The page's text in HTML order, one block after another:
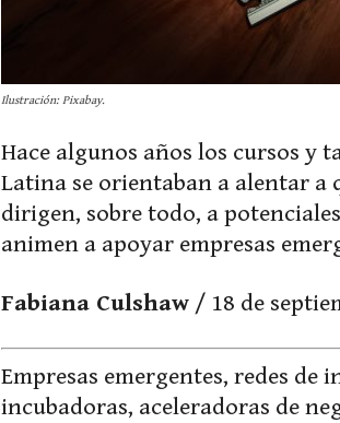
Ilustración: Pixabay.
Hace algunos años los cursos y
Latina se orientaban a alentar a
dirigen, sobre todo, a
animen a apoyar empresas
Fabiana Culshaw / 18 de
Empresas emergentes, redes de
incubadoras, aceleradoras de